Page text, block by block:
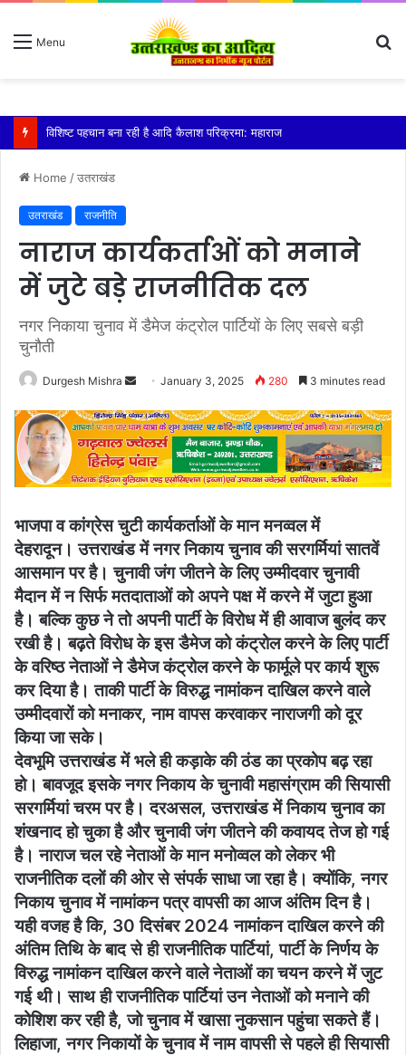
Menu
विशिष्ट पहचान बना रही है आदि कैलाश परिक्रमा: महाराज
Home /उतराखंड
उतराखंड राजनीति
नाराज कार्यकर्ताओं को मनाने
में जुटे बड़े राजनीतिक दल
नगर निकाया चुनाव में डैमेज कंट्रोल पार्टियों के लिए सबसे बड़ी
चुनौती
Durgesh Mishra
Send
email
January 3, 2025 280 3 minutes read
भाजपा व कांग्रेस चुटी कार्यकर्ताओं के मान मनव्वल में
देहरादून। उत्तराखंड में नगर निकाय चुनाव की सरगर्मियां सातवें
आसमान पर है। चुनावी जंग जीतने के लिए उम्मीदवार चुनावी
मैदान में न सिर्फ मतदाताओं को अपने पक्ष में करने में जुटा हुआ
है। बल्कि कुछ ने तो अपनी पार्टी के विरोध में ही आवाज बुलंद कर
रखी है। बढ़ते विरोध के इस डैमेज को कंट्रोल करने के लिए पार्टी
के वरिष्ठ नेताओं ने डैमेज कंट्रोल करने के फार्मूले पर कार्य शुरू
कर दिया है। ताकी पार्टी के विरुद्ध नामांकन दाखिल करने वाले
उम्मीदवारों को मनाकर, नाम वापस करवाकर नाराजगी को दूर
किया जा सके।
देवभूमि उत्तराखंड में भले ही कड़ाके की ठंड का प्रकोप बढ़ रहा
हो। बावजूद इसके नगर निकाय के चुनावी महासंग्राम की सियासी
सरगर्मियां चरम पर है। दरअसल, उत्तराखंड में निकाय चुनाव का
शंखनाद हो चुका है और चुनावी जंग जीतने की कवायद तेज हो गई
है। नाराज चल रहे नेताओं के मान मनोव्वल को लेकर भी
राजनीतिक दलों की ओर से संपर्क साधा जा रहा है। क्योंकि, नगर
निकाय चुनाव में नामांकन पत्र वापसी का आज अंतिम दिन है।
यही वजह है कि, 30 दिसंबर 2024 नामांकन दाखिल करने की
अंतिम तिथि के बाद से ही राजनीतिक पार्टियां, पार्टी के निर्णय के
विरुद्ध नामांकन दाखिल करने वाले नेताओं का चयन करने में जुट
गई थी। साथ ही राजनीतिक पार्टियां उन नेताओं को मनाने की
कोशिश कर रही है, जो चुनाव में खासा नुकसान पहुंचा सकते हैं।
लिहाजा, नगर निकायों के चुनाव में नाम वापसी से पहले ही सियासी